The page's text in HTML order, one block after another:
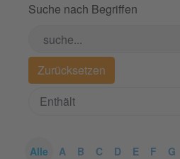
Suche nach Begriffen
Alle A B C D E F G